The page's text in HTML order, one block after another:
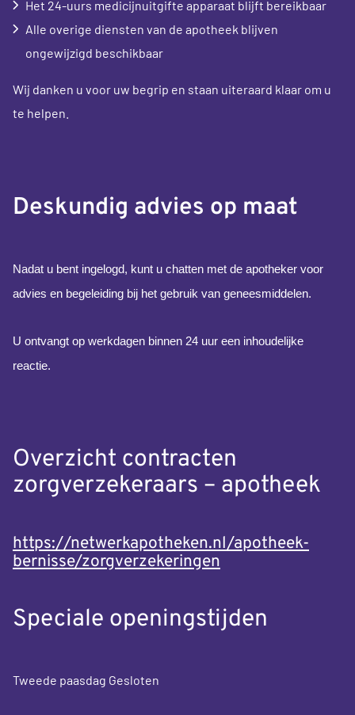
Het 24-uurs medicijnuitgifte apparaat blijft bereikbaar
Alle overige diensten van de apotheek blijven
ongewijzigd beschikbaar
Wij danken u voor uw begrip en staan uiteraard klaar om u
te helpen.
Deskundig advies op maat
Nadat u bent ingelogd, kunt u chatten met de apotheker voor
advies en begeleiding bij het gebruik van geneesmiddelen.
U ontvangt op werkdagen binnen 24 uur een inhoudelijke
reactie.
Overzicht contracten
zorgverzekeraars – apotheek
https://netwerkapotheken.nl/apotheek-
bernisse/zorgverzekeringen
Speciale openingstijden
Tweede paasdag Gesloten